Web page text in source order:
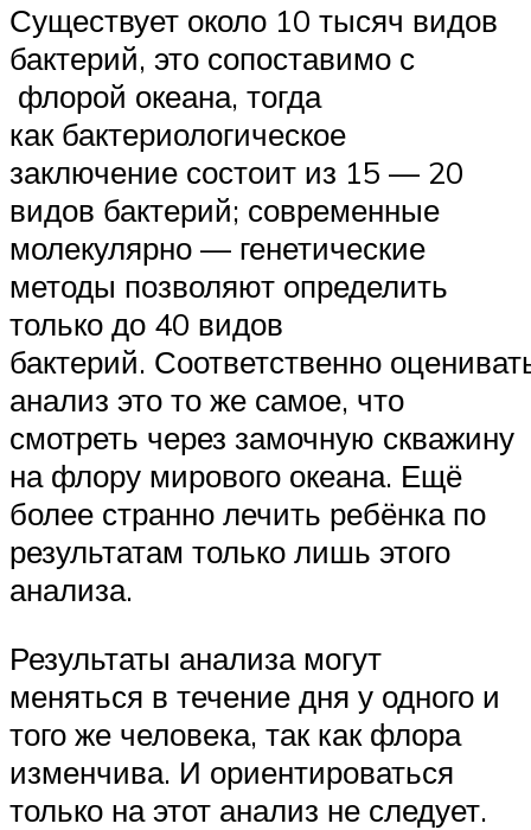
Существует около 10 тысяч видов
бактерий, это сопоставимо с
флорой океана, тогда
как бактериологическое
заключение состоит из 15 — 20
видов бактерий; современные
молекулярно — генетические
методы позволяют определить
только до 40 видов
бактерий. Соответственно
анализ это то же самое, что
смотреть через замочную скважину
на флору мирового океана. Ещё
более странно лечить ребёнка по
результатам только лишь этого
анализа.
Результаты анализа могут
меняться в течение дня у одного и
того же человека, так как флора
изменчива. И ориентироваться
только на этот анализ не следует.